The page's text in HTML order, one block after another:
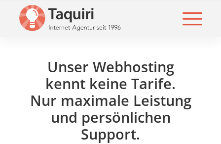
Unser Webhosting
kennt keine Tarife.
Nur maximale Leistung
und persönlichen
Support.